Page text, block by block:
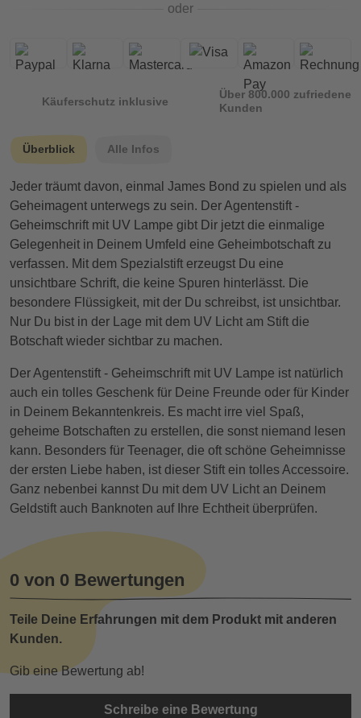
oder
Käuferschutz inklusive
Über 800.000 zufriedene
Kunden
Überblick Alle Infos
Jeder träumt davon, einmal James Bond zu spielen und als
Geheimagent unterwegs zu sein. Der Agentenstift -
Geheimschrift mit UV Lampe gibt Dir jetzt die einmalige
Gelegenheit in Deinem Umfeld eine Geheimbotschaft zu
verfassen. Mit dem Spezialstift erzeugst Du eine
unsichtbare Schrift, die keine Spuren hinterlässt. Die
besondere Flüssigkeit, mit der Du schreibst, ist unsichtbar.
Nur Du bist in der Lage mit dem UV Licht am Stift die
Botschaft wieder sichtbar zu machen.
Der Agentenstift - Geheimschrift mit UV Lampe ist natürlich
auch ein tolles Geschenk für Deine Freunde oder für Kinder
in Deinem Bekanntenkreis. Es macht irre viel Spaß,
geheime Botschaften zu erstellen, die sonst niemand lesen
kann. Besonders für Teenager, die oft schöne Geheimnisse
der ersten Liebe haben, ist dieser Stift ein tolles Accessoire.
Ganz nebenbei kannst Du mit dem UV Licht an Deinem
Geldstift auch Banknoten auf Ihre Echtheit überprüfen.
0 von 0 Bewertungen
Teile Deine Erfahrungen mit dem Produkt mit anderen
Kunden.
Gib eine Bewertung ab!
Schreibe eine Bewertung